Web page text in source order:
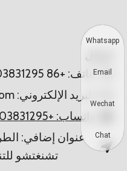
هاتف: +86 17303831295
البريد الإلكتروني: info@shuliyrecycle.com
واتساب: +8617303831295
عنوان إضافي:
تشنغتشو
Whatsapp
Email
Wechat
Chat